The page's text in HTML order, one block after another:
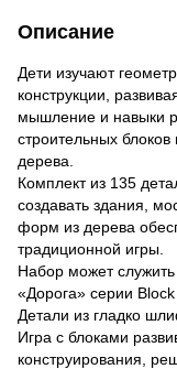
Описание
Дети изучают
конструкции,
мышление и навыки
строительных
дерева.
Комплект из 135
создавать здания,
форм из дерева
традиционной игры.
Набор может
«Дорога» серии Block
Детали из гладко
Игра с блоками
конструирования,